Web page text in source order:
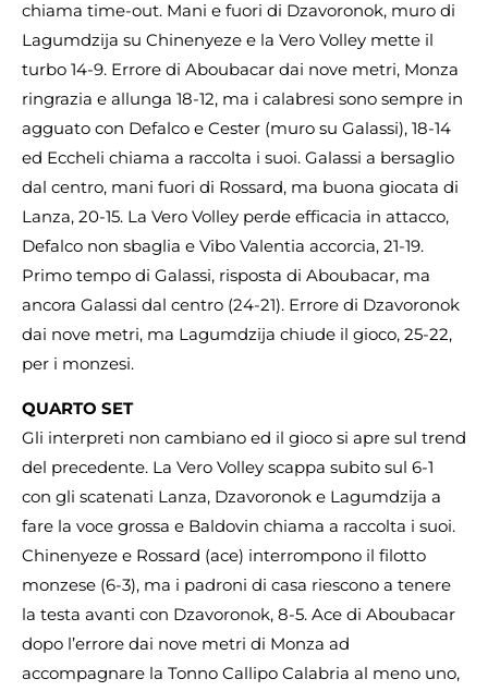
chiama time-out. Mani e fuori di Dzavoronok, muro di
Lagumdzija su Chinenyeze e la Vero Volley mette il
turbo 14-9. Errore di Aboubacar dai nove metri, Monza
ringrazia e allunga 18-12, ma i calabresi sono sempre in
agguato con Defalco e Cester (muro su Galassi), 18-14
ed Eccheli chiama a raccolta i suoi. Galassi a bersaglio
dal centro, mani fuori di Rossard, ma buona giocata di
Lanza, 20-15. La Vero Volley perde efficacia in attacco,
Defalco non sbaglia e Vibo Valentia accorcia, 21-19.
Primo tempo di Galassi, risposta di Aboubacar, ma
ancora Galassi dal centro (24-21). Errore di Dzavoronok
dai nove metri, ma Lagumdzija chiude il gioco, 25-22,
per i monzesi.
QUARTO SET
Gli interpreti non cambiano ed il gioco si apre sul trend
del precedente. La Vero Volley scappa subito sul 6-1
con gli scatenati Lanza, Dzavoronok e Lagumdzija a
fare la voce grossa e Baldovin chiama a raccolta i suoi.
Chinenyeze e Rossard (ace) interrompono il filotto
monzese (6-3), ma i padroni di casa riescono a tenere
la testa avanti con Dzavoronok, 8-5. Ace di Aboubacar
dopo l’errore dai nove metri di Monza ad
accompagnare la Tonno Callipo Calabria al meno uno,